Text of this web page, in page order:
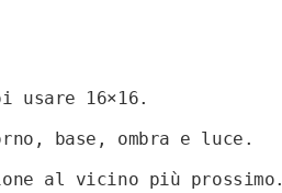
usare 16×16.
base, ombra e luce.
al vicino più prossimo.